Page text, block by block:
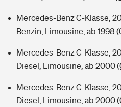
Mercedes-Benz C-Klasse,
Benzin, Limousine, ab 1998
Mercedes-Benz C-Klasse,
Diesel, Limousine, ab 2000
Mercedes-Benz C-Klasse,
Diesel, Limousine, ab 2000